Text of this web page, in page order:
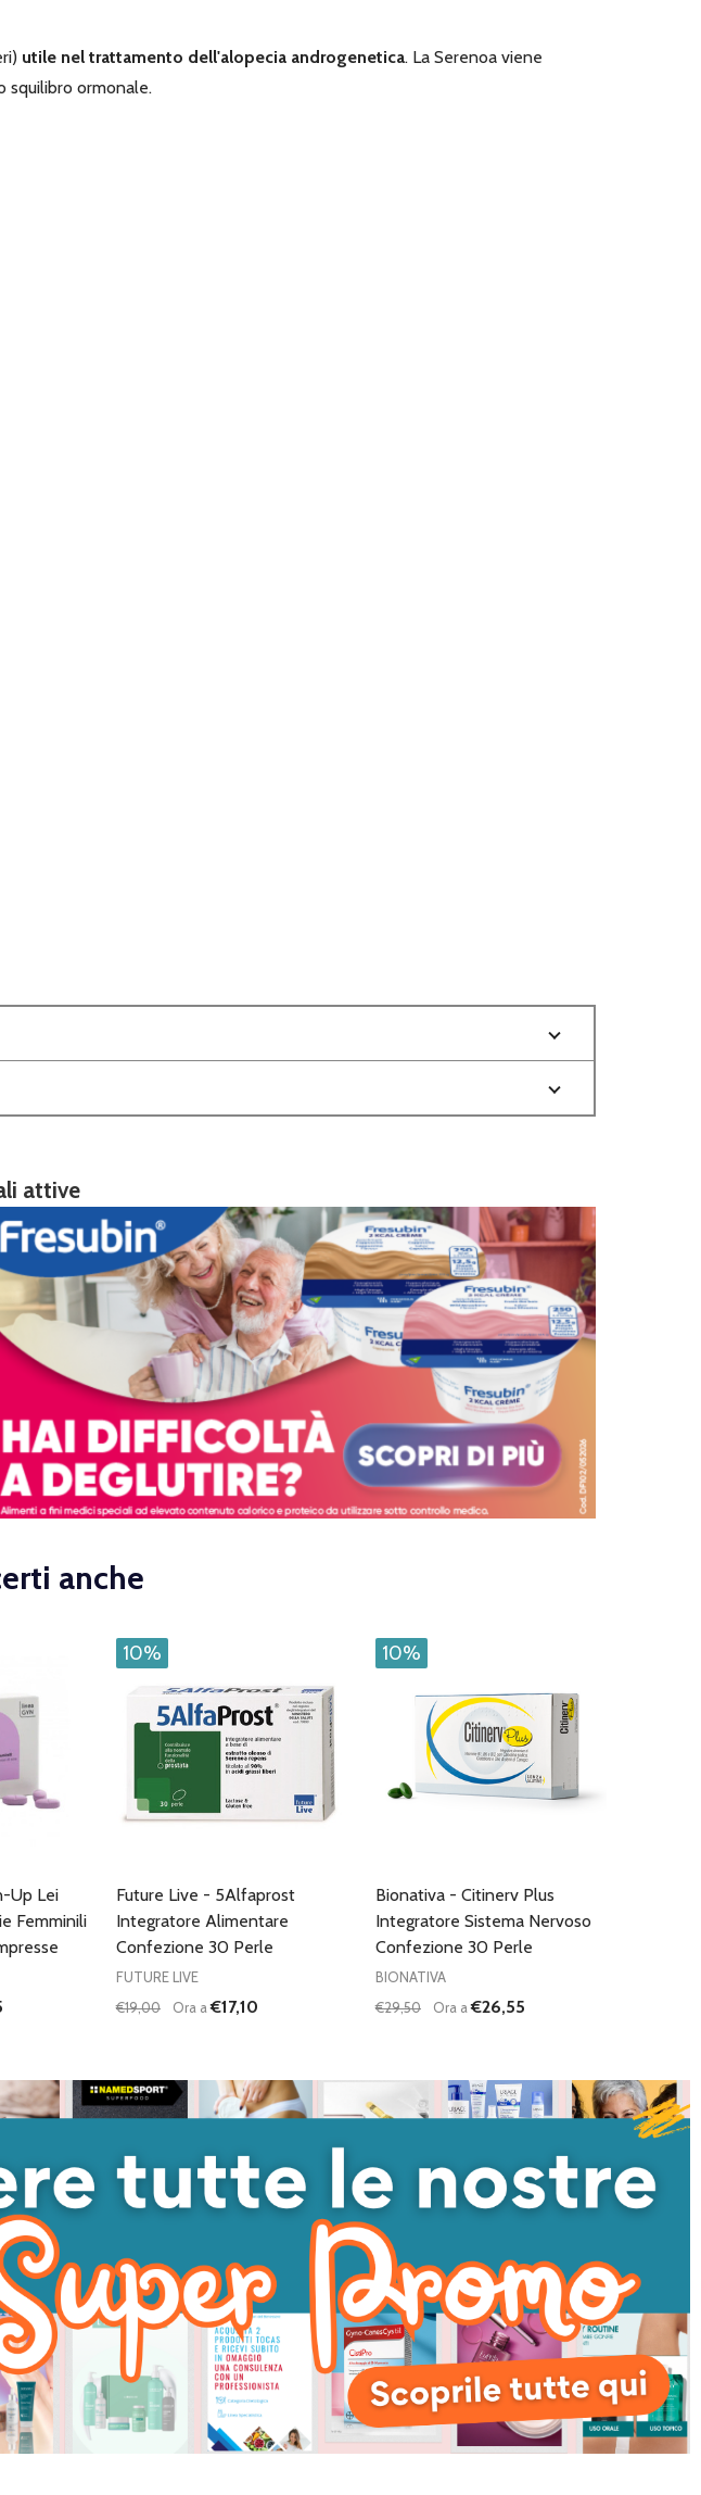
utile nel trattamento dell'alopecia androgenetica. La Serenoa viene
squilibro ormonale.
attive
anche
Up Lei
Femminili
10%
Future Live - 5Alfaprost
Integratore Alimentare
Confezione 30 Perle
FUTURE LIVE
€19,00
Ora a€17,10
10%
Bionativa - Citinerv Plus
Integratore Sistema Nervoso
Confezione 30 Perle
BIONATIVA
€29,50
Ora a€26,55